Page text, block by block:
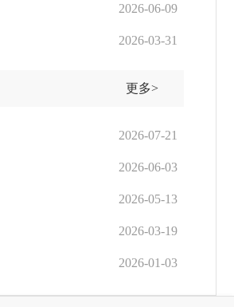
2026-06-09
2026-03-31
更多>
2026-07-21
2026-06-03
2026-05-13
2026-03-19
2026-01-03